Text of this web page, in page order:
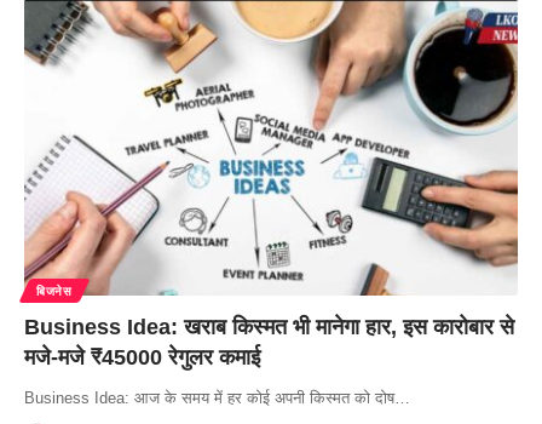
बिजनेस
Business Idea: खराब किस्मत भी मानेगा हार, इस कारोबार से
मजे-मजे ₹45000 रेगुलर कमाई
Business Idea: आज के समय में हर कोई अपनी किस्मत को दोष…